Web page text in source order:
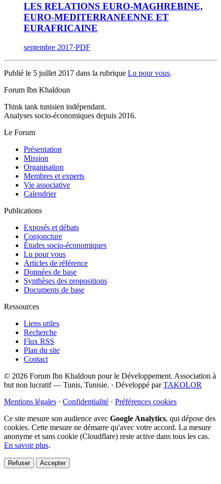
LES RELATIONS EURO-MAGHREBINE,
EURO-MEDITERRANEENNE ET
EURAFRICAINE
septembre 2017·PDF
Publié le 5 juillet 2017 dans la rubrique Lu pour vous.
Forum Ibn Khaldoun
Think tank tunisien indépendant.
Analyses socio-économiques depuis 2016.
Le Forum
Présentation
Mission
Organisation
Membres et experts
Vie associative
Calendrier
Publications
Exposés et débats
Conjoncture
Études socio-économiques
Lu pour vous
Articles de référence
Données de base
Synthèses des propositions
Documents de base
Ressources
Liens utiles
Recherche
Flux RSS
Plan du site
Contact
© 2026 Forum Ibn Khaldoun pour le Développement. Association à
but non lucratif — Tunis, Tunisie. · Développé parTAKOLOR
Mentions légales · Confidentialité · Préférences cookies
Ce site mesure son audience avec Google Analytics, qui dépose des
cookies. Cette mesure ne démarre qu'avec votre accord. La mesure
anonyme et sans cookie (Cloudflare) reste active dans tous les cas.
En savoir plus.
Refuser Accepter